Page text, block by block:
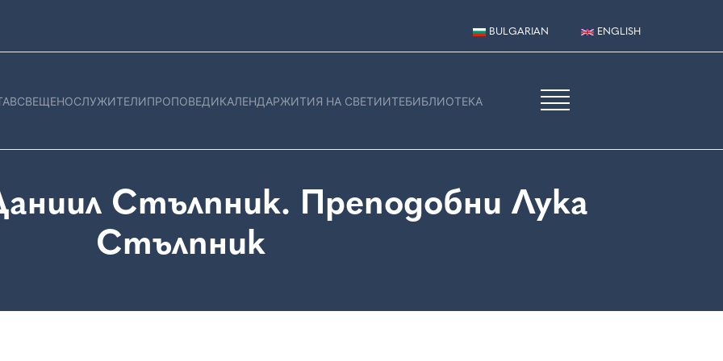
BULGARIAN ENGLISH
СВЕЩЕНОСЛУЖИТЕЛИПРОПОВЕДИКАЛЕНДАРЖИТИЯ НА СВЕТИИТЕБИБЛИОТЕКА
Стълпник. Преподобни Лука
Стълпник